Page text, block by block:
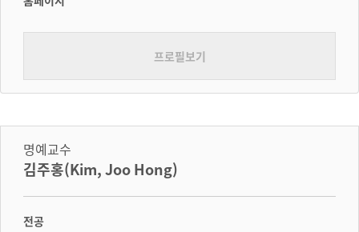
프로필보기
명예교수
김주홍(Kim, Joo Hong)
전공